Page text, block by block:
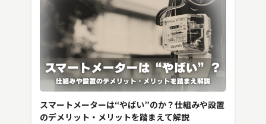
ビッグデータ
スマートメーターは“やばい”のか？仕組みや設置
のデメリット・メリットを踏まえて解説